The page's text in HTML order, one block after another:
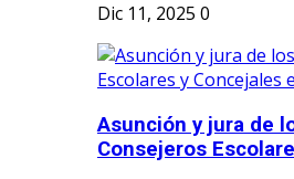
Dic 11, 2025 0
Asunción y jura de
Consejeros